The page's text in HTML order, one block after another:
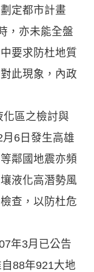
定都市計畫
，亦未能全盤
要求防杜地質
此現象，內政
化區之檢討與
6日發生高雄
鄰國地震亦頻
液化高潛勢風
查，以防杜危
年3月已公告
88年921大地